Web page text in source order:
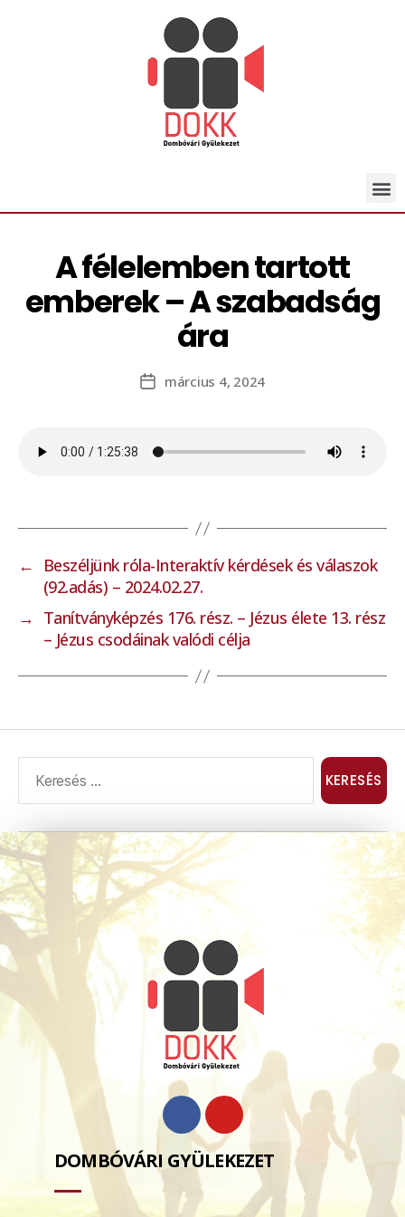
A félelemben tartott
emberek – A szabadság
ára
március 4, 2024
←
Beszéljünk róla-Interaktív kérdések és válaszok
(92.adás) – 2024.02.27.
→ Tanítványképzés 176. rész. – Jézus élete 13. rész
– Jézus csodáinak valódi célja
DOMBÓVÁRI GYÜLEKEZET